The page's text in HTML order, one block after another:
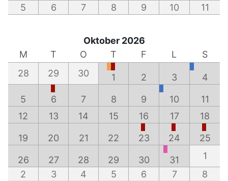
5
6 7 8 9 10 11
Oktober 2026
M
T O T F L
S
28
29 30 1 2 3 4
5 6 7 8 9 10
11
12
13 14 15 16 17 18
19 20 21 22 23 24 25
26 27 28 29 30 31
1
2
3 4 5 6 7 8